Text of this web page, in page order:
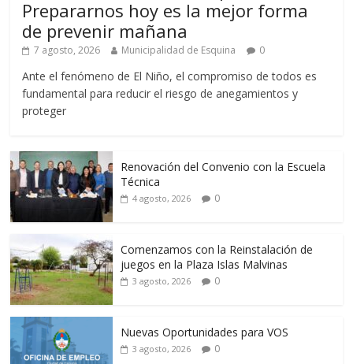
Prepararnos hoy es la mejor forma
de prevenir mañana
7 agosto, 2026 Municipalidad de Esquina 0
Ante el fenómeno de El Niño, el compromiso de todos es
fundamental para reducir el riesgo de anegamientos y
proteger
Renovación del Convenio con la Escuela
Técnica
4 agosto, 2026 0
Comenzamos con la Reinstalación de
juegos en la Plaza Islas Malvinas
3 agosto, 2026 0
Nuevas Oportunidades para VOS
3 agosto, 2026 0